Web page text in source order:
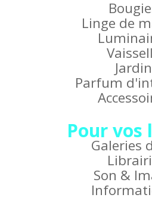
Linge de
Jardin
Parfum
Pour vos
Galeries
Son &